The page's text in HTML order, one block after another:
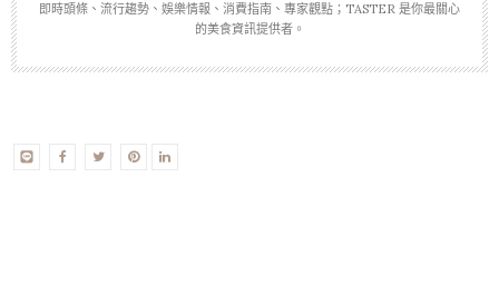
即時頭條、流行趨勢、娛樂情報、消費指南、專家觀點；TASTER 是你最關心
的美食資訊提供者。